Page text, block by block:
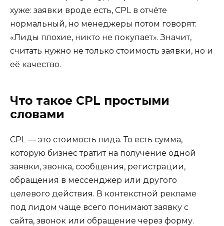
хуже: заявки вроде есть, CPL в отчёте
нормальный, но менеджеры потом говорят:
«Лиды плохие, никто не покупает». Значит,
считать нужно не только стоимость заявки, но и
её качество.
Что такое CPL простыми
словами
CPL — это стоимость лида. То есть сумма,
которую бизнес тратит на получение одной
заявки, звонка, сообщения, регистрации,
обращения в мессенджер или другого
целевого действия. В контекстной рекламе
под лидом чаще всего понимают заявку с
сайта, звонок или обращение через форму.